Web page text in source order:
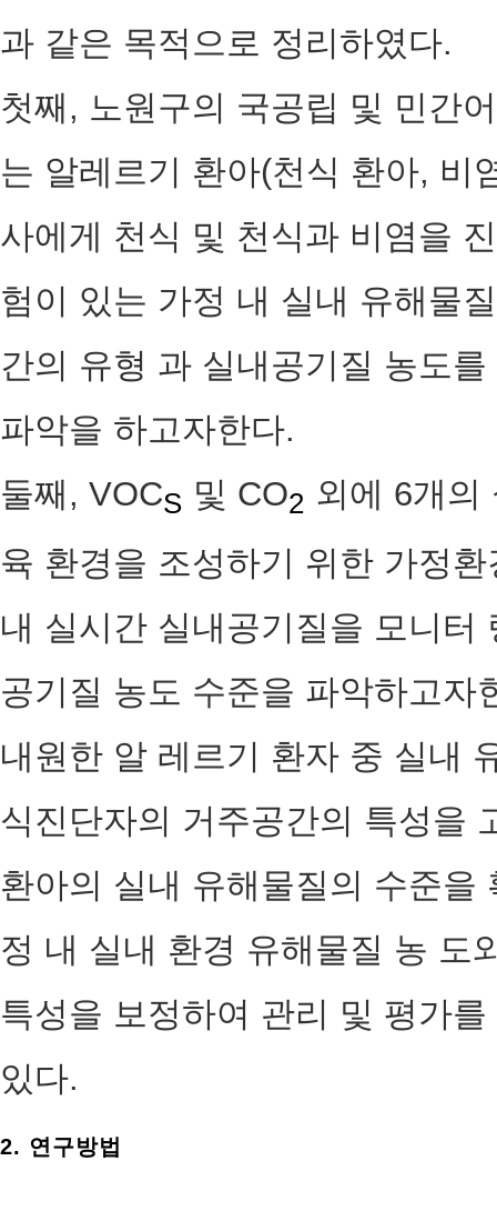
과 같은 목적으로 정리하였다.
첫째, 노원구의 국공립 및 민간
는 알레르기 환아(천식 환아, 비
사에게 천식 및 천식과 비염을
험이 있는 가정 내 실내 유해물
간의 유형 과 실내공기질 농도
파악을 하고자한다.
둘째, VOCS 및 CO2 외에 6개의
육 환경을 조성하기 위한 가정
내 실시간 실내공기질을 모니
공기질 농도 수준을 파악하고
내원한 알 레르기 환자 중 실내
식진단자의 거주공간의 특성을
환아의 실내 유해물질의 수준
정 내 실내 환경 유해물질 농 도
특성을 보정하여 관리 및 평가
있다.
2. 연구방법